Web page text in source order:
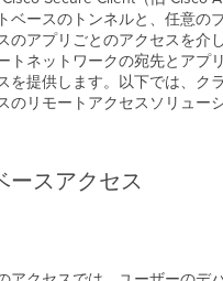
ベースのトンネルと、任意の
のアプリごとのアクセスを介
トネットワークの宛先とアプ
を提供します。以下では、ク
のリモートアクセスソリュー
ースアクセス